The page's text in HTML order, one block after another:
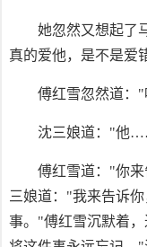
她忽然又想起了
真的爱他，是不是爱
傅红雪忽然道："
沈三娘道："他
傅红雪道："你
三娘道："我来告诉
事。"傅红雪沉默着